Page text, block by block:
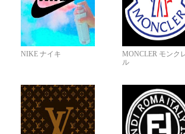
NIKE ナイキ
MONCLER モンク
ル